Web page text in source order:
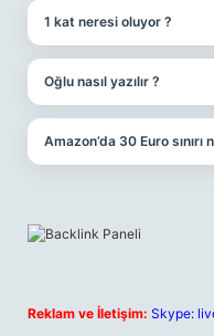
1 kat neresi oluyor ?
Oğlu nasıl yazılır ?
Amazon’da 30 Euro sınırı
Reklam ve İletişim: Skype: